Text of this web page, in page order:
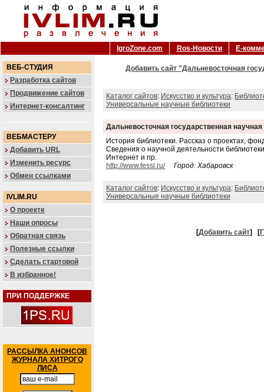
IgroZone.com Ros-Новости Е-
ВЕБ-СТУДИЯ
Разработка сайтов
Продвижение сайтов
Интернет-консалтинг
ВЕБМАСТЕРУ
Добавить URL
Изменить ресурс
Обмен ссылками
IVLIM.RU
О проекте
Наши опросы
Обратная связь
Полезные ссылки
Сделать стартовой
В избранное!
ПРИ ПОДДЕРЖКЕ
РАССЫЛКА АНОНСОВ
ЖУРНАЛА ХИТРОГО
ЛИСА
Добавить сайт "Дальневосточная
Каталог сайтов: Искусство и культура:
Универсальные научные библиотеки
Дальневосточная государственная научная
История библиотеки. Рассказ о проектах,
Сведения о научной деятельности
Интернет и пр.
http://www.fessl.ru/
Город: Хабаровск
Каталог сайтов: Искусство и культура:
Универсальные научные библиотеки
[Добавить сайт] [